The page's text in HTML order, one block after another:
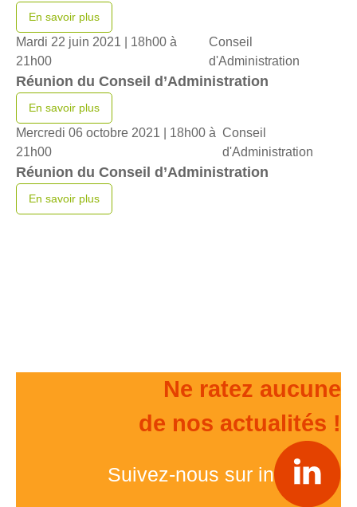
En savoir plus
Mardi 22 juin 2021 | 18h00 à
21h00
Conseil
d'Administration
Réunion du Conseil d’Administration
En savoir plus
Mercredi 06 octobre 2021 | 18h00 à
21h00
Conseil
d'Administration
Réunion du Conseil d’Administration
En savoir plus
Ne ratez aucune
de nos actualités !
Suivez-nous sur in